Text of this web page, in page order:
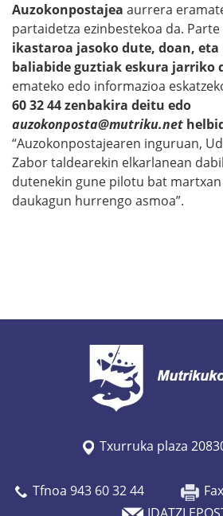
Auzokonpostajea aurrera
partaidetza ezinbestekoa da.
ikastaroa jasoko dute, doan,
baliabide guztiak eskura jarriko
emateko edo informazioa
60 32 44 zenbakira deitu edo
auzokonposta@mutriku.net
“Auzokonpostajearen inguruan,
Zabor taldearekin elkarlanean
dutenekin gune pilotu bat
daukagun hurrengo asmoa”.
Txurruka plaza
Tfnoa 943 60 32 44